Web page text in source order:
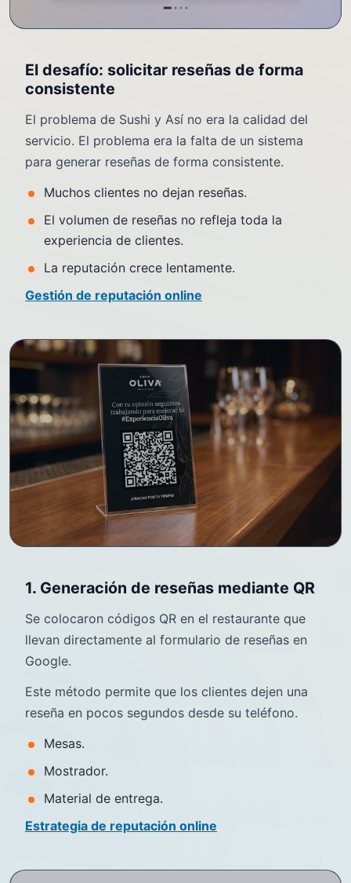
El desafío: solicitar reseñas de forma
consistente
El problema de Sushi y Así no era la calidad del
servicio. El problema era la falta de un sistema
para generar reseñas de forma consistente.
Muchos clientes no dejan reseñas.
El volumen de reseñas no refleja toda la
experiencia de clientes.
La reputación crece lentamente.
Gestión de reputación online
1. Generación de reseñas mediante QR
Se colocaron códigos QR en el restaurante que
llevan directamente al formulario de reseñas en
Google.
Este método permite que los clientes dejen una
reseña en pocos segundos desde su teléfono.
Mesas.
Mostrador.
Material de entrega.
Estrategia de reputación online